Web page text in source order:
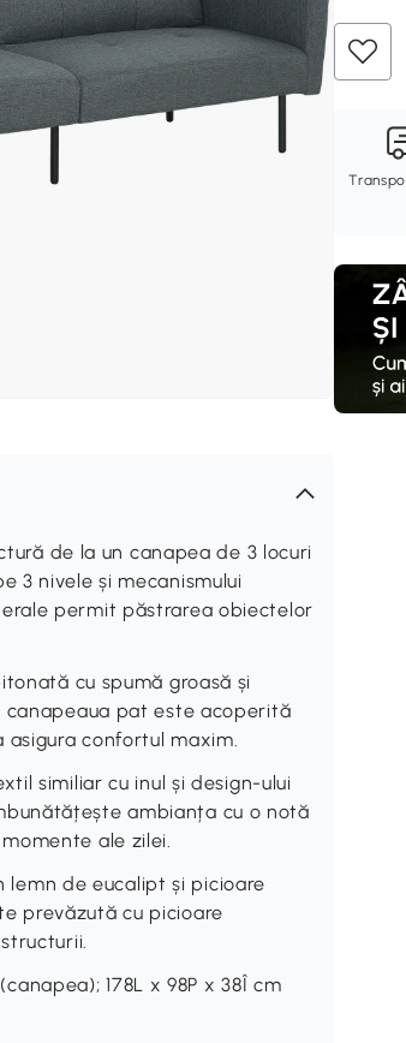
de la un canapea de 3 locuri
3 nivele și mecanismului
permit păstrarea obiectelor
cu spumă groasă și
canapeaua pat este acoperită
confortul maxim.
similiar cu inul și design-ului
ambianța cu o notă
ale zilei.
lemn de eucalipt și picioare
prevăzută cu picioare
178L x 98P x 38Î cm